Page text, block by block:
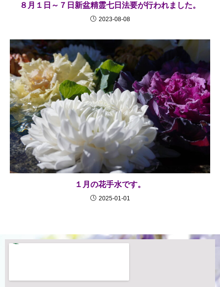
８月１日～７日新盆精霊七日法要が行われました。
2023-08-08
１月の花手水です。
2025-01-01